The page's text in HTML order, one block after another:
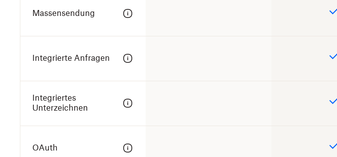
Massensendung
Integrierte Anfragen
Integriertes
Unterzeichnen
OAuth